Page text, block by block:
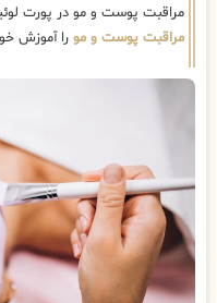
مراقبت پوست و مو در پورت
مراقبت پوست و مو را آموزش